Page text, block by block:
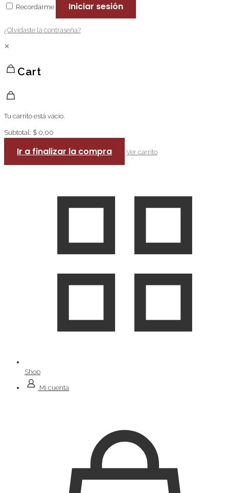
Recordarme Iniciar sesión
¿Olvidaste la contraseña?
✕
Cart
Tu carrito está vacío.
Subtotal: $ 0,00
Ir a finalizar la compra Ver carrito
Shop
Mi cuenta